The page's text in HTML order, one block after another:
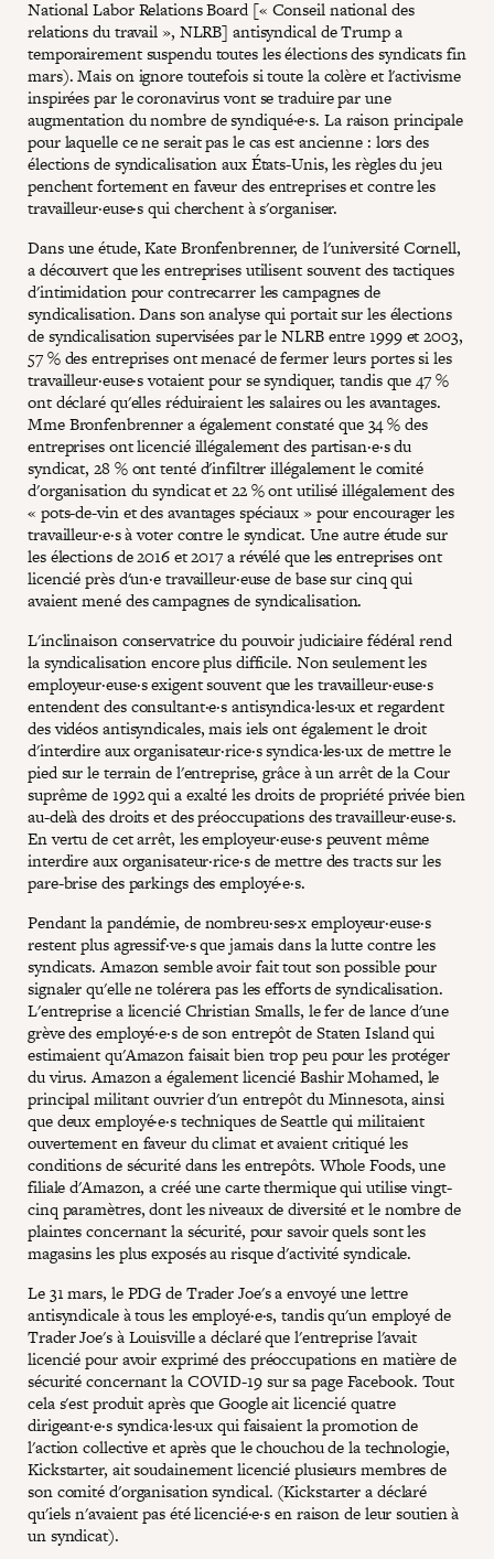
National Labor Relations Board [« Conseil national des
relations du travail », NLRB] antisyndical de Trump a
temporairement suspendu toutes les élections des syndicats fin
mars). Mais on ignore toutefois si toute la colère et l'activisme
inspirées par le coronavirus vont se traduire par une
augmentation du nombre de syndiqué·e·s. La raison principale
pour laquelle ce ne serait pas le cas est ancienne : lors des
élections de syndicalisation aux États-Unis, les règles du jeu
penchent fortement en faveur des entreprises et contre les
travailleur·euse·s qui cherchent à s'organiser.
Dans une étude, Kate Bronfenbrenner, de l'université Cornell,
a découvert que les entreprises utilisent souvent des tactiques
d'intimidation pour contrecarrer les campagnes de
syndicalisation. Dans son analyse qui portait sur les élections
de syndicalisation supervisées par le NLRB entre 1999 et 2003,
57 % des entreprises ont menacé de fermer leurs portes si les
travailleur·euse·s votaient pour se syndiquer, tandis que 47 %
ont déclaré qu'elles réduiraient les salaires ou les avantages.
Mme Bronfenbrenner a également constaté que 34 % des
entreprises ont licencié illégalement des partisan·e·s du
syndicat, 28 % ont tenté d'infiltrer illégalement le comité
d'organisation du syndicat et 22 % ont utilisé illégalement des
« pots-de-vin et des avantages spéciaux » pour encourager les
travailleur·e·s à voter contre le syndicat. Une autre étude sur
les élections de 2016 et 2017 a révélé que les entreprises ont
licencié près d'un·e travailleur·euse de base sur cinq qui
avaient mené des campagnes de syndicalisation.
L'inclinaison conservatrice du pouvoir judiciaire fédéral rend
la syndicalisation encore plus difficile. Non seulement les
employeur·euse·s exigent souvent que les travailleur·euse·s
entendent des consultant·e·s antisyndica·les·ux et regardent
des vidéos antisyndicales, mais iels ont également le droit
d'interdire aux organisateur·rice·s syndica·les·ux de mettre le
pied sur le terrain de l'entreprise, grâce à un arrêt de la Cour
suprême de 1992 qui a exalté les droits de propriété privée bien
au-delà des droits et des préoccupations des travailleur·euse·s.
En vertu de cet arrêt, les employeur·euse·s peuvent même
interdire aux organisateur·rice·s de mettre des tracts sur les
pare-brise des parkings des employé·e·s.
Pendant la pandémie, de nombreu·ses·x employeur·euse·s
restent plus agressif·ve·s que jamais dans la lutte contre les
syndicats. Amazon semble avoir fait tout son possible pour
signaler qu'elle ne tolérera pas les efforts de syndicalisation.
L'entreprise a licencié Christian Smalls, le fer de lance d'une
grève des employé·e·s de son entrepôt de Staten Island qui
estimaient qu'Amazon faisait bien trop peu pour les protéger
du virus. Amazon a également licencié Bashir Mohamed, le
principal militant ouvrier d'un entrepôt du Minnesota, ainsi
que deux employé·e·s techniques de Seattle qui militaient
ouvertement en faveur du climat et avaient critiqué les
conditions de sécurité dans les entrepôts. Whole Foods, une
filiale d'Amazon, a créé une carte thermique qui utilise vingt-
cinq paramètres, dont les niveaux de diversité et le nombre de
plaintes concernant la sécurité, pour savoir quels sont les
magasins les plus exposés au risque d'activité syndicale.
Le 31 mars, le PDG de Trader Joe's a envoyé une lettre
antisyndicale à tous les employé·e·s, tandis qu'un employé de
Trader Joe's à Louisville a déclaré que l'entreprise l'avait
licencié pour avoir exprimé des préoccupations en matière de
sécurité concernant la COVID-19 sur sa page Facebook. Tout
cela s'est produit après que Google ait licencié quatre
dirigeant·e·s syndica·les·ux qui faisaient la promotion de
l'action collective et après que le chouchou de la technologie,
Kickstarter, ait soudainement licencié plusieurs membres de
son comité d'organisation syndical. (Kickstarter a déclaré
qu'iels n'avaient pas été licencié·e·s en raison de leur soutien à
un syndicat).